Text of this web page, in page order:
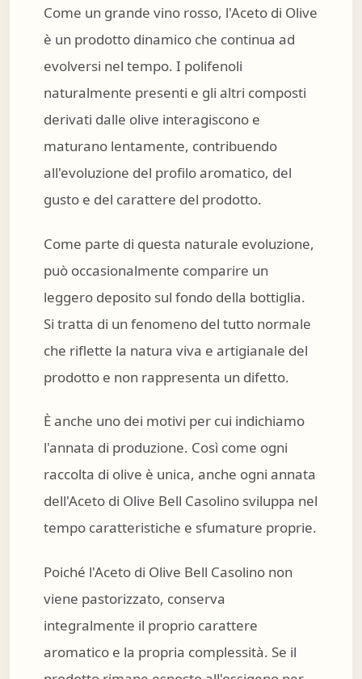
Come un grande vino rosso, l'Aceto di Olive
è un prodotto dinamico che continua ad
evolversi nel tempo. I polifenoli
naturalmente presenti e gli altri composti
derivati dalle olive interagiscono e
maturano lentamente, contribuendo
all'evoluzione del profilo aromatico, del
gusto e del carattere del prodotto.
Come parte di questa naturale evoluzione,
può occasionalmente comparire un
leggero deposito sul fondo della bottiglia.
Si tratta di un fenomeno del tutto normale
che riflette la natura viva e artigianale del
prodotto e non rappresenta un difetto.
È anche uno dei motivi per cui indichiamo
l'annata di produzione. Così come ogni
raccolta di olive è unica, anche ogni annata
dell'Aceto di Olive Bell Casolino sviluppa nel
tempo caratteristiche e sfumature proprie.
Poiché l'Aceto di Olive Bell Casolino non
viene pastorizzato, conserva
integralmente il proprio carattere
aromatico e la propria complessità. Se il